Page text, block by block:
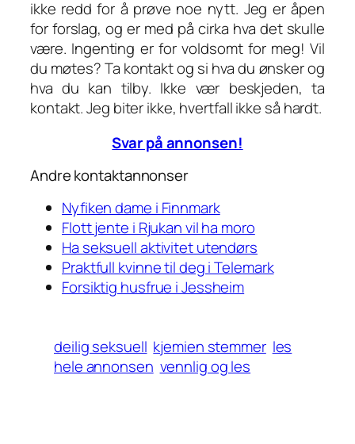
ikke redd for å prøve noe nytt. Jeg er åpen
for forslag, og er med på cirka hva det skulle
være. Ingenting er for voldsomt for meg! Vil
du møtes? Ta kontakt og si hva du ønsker og
hva du kan tilby. Ikke vær beskjeden, ta
kontakt. Jeg biter ikke, hvertfall ikke så hardt.
Svar på annonsen!
Andre kontaktannonser
Nyfiken dame i Finnmark
Flott jente i Rjukan vil ha moro
Ha seksuell aktivitet utendørs
Praktfull kvinne til deg i Telemark
Forsiktig husfrue i Jessheim
deilig seksuell kjemien stemmer les
hele annonsen vennlig og les